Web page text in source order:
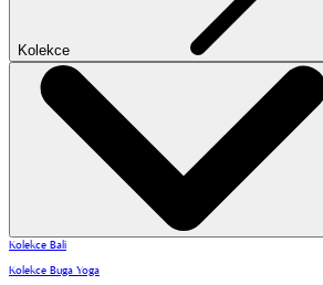
Kolekce
Kolekce Bali
Kolekce Buga Yoga